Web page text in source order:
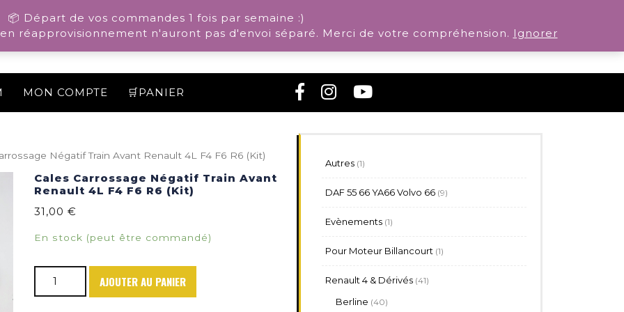
📦 Départ de vos commandes 1 fois par semaine :)
réapprovisionnement n'auront pas d'envoi séparé. Merci de votre compréhension. Ignorer
MON COMPTE 🛒PANIER
Négatif Train Avant Renault 4L F4 F6 R6 (Kit)
Cales Carrossage Négatif Train Avant
Renault 4L F4 F6 R6 (Kit)
31,00 €
En stock (peut être commandé)
AJOUTER AU PANIER
Autres 11
DAF 55 66 YA66 Volvo 66 99
Evènements 11
Pour Moteur Billancourt 11
Renault 4 & Dérivés 4141
Berline 4040